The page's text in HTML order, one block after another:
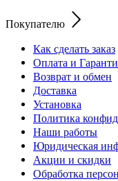
Покупателю
Как сделать заказ
Оплата и
Возврат и обмен
Доставка
Установка
Политика
Наши работы
Юридическая
Акции и скидки
Обработка